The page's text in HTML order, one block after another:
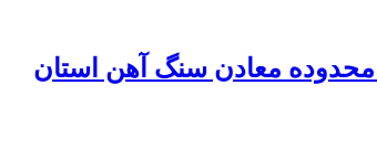
معادن سنگ آهن استان